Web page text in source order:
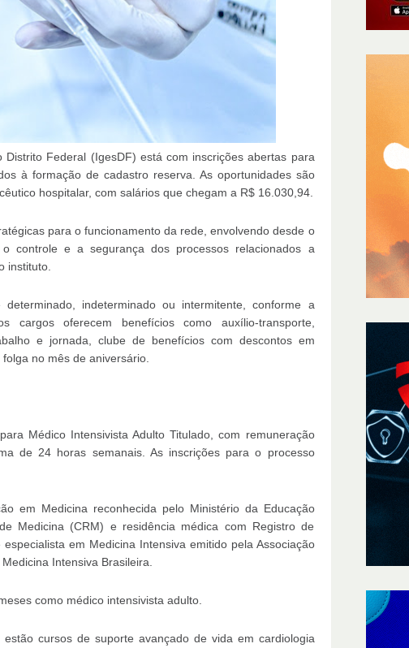
Federal (IgesDF) está com inscrições abertas para
à formação de cadastro reserva. As oportunidades são
hospitalar, com salários que chegam a R$ 16.030,94.
para o funcionamento da rede, envolvendo desde o
controle e a segurança dos processos relacionados a
instituto.
indeterminado ou intermitente, conforme a
cargos oferecem benefícios como auxílio-transporte,
e jornada, clube de benefícios com descontos em
no mês de aniversário.
Médico Intensivista Adulto Titulado, com remuneração
de 24 horas semanais. As inscrições para o processo
em Medicina reconhecida pelo Ministério da Educação
Medicina (CRM) e residência médica com Registro de
em Medicina Intensiva emitido pela Associação
Intensiva Brasileira.
como médico intensivista adulto.
cursos de suporte avançado de vida em cardiologia